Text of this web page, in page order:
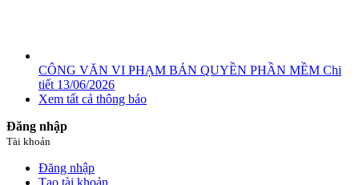
CÔNG VĂN VI PHẠM BẢN QUYỀN PHẦN MỀM Chi
tiết 13/06/2026
Xem tất cả thông báo
Đăng nhập
Tài khoản
Đăng nhập
Tạo tài khoản